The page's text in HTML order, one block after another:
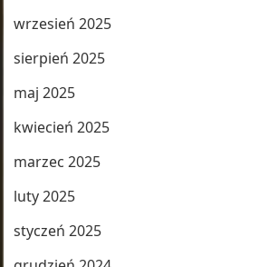
wrzesień 2025
sierpień 2025
maj 2025
kwiecień 2025
marzec 2025
luty 2025
styczeń 2025